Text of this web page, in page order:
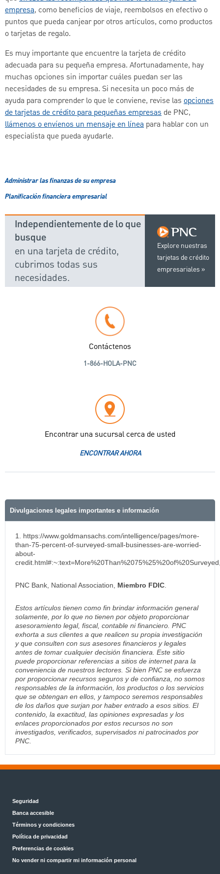
empresa, como beneficios de viaje, reembolsos en efectivo o
puntos que pueda canjear por otros artículos, como productos
o tarjetas de regalo.
Es muy importante que encuentre la tarjeta de crédito
adecuada para su pequeña empresa. Afortunadamente, hay
muchas opciones sin importar cuáles puedan ser las
necesidades de su empresa. Si necesita un poco más de
ayuda para comprender lo que le conviene, revise las opciones
de tarjetas de crédito para pequeñas empresas de PNC,
llámenos o envíenos un mensaje en línea para hablar con un
especialista que pueda ayudarle.
Administrar las finanzas de su empresa
Planificación financiera empresarial
Explore nuestras
tarjetas de crédito
empresariales
Independientemente de lo que
busque
en una tarjeta de crédito,
cubrimos todas sus
necesidades.
Contáctenos
1-866-HOLA-PNC
Encontrar una sucursal cerca de usted
ENCONTRAR AHORA
Divulgaciones legales importantes e información
1. https://www.goldmansachs.com/intelligence/pages/more-
than-75-percent-of-surveyed-small-businesses-are-worried-
about-
PNC Bank, National Association, Miembro FDIC
Estos artículos tienen como fin brindar información general
solamente, por lo que no tienen por objeto proporcionar
asesoramiento legal, fiscal, contable ni financiero. PNC
exhorta a sus clientes a que realicen su propia investigación
y que consulten con sus asesores financieros y legales
antes de tomar cualquier decisión financiera. Este sitio
puede proporcionar referencias a sitios de internet para la
conveniencia de nuestros lectores. Si bien PNC se esfuerza
por proporcionar recursos seguros y de confianza, no somos
responsables de la información, los productos o los servicios
que se obtengan en ellos, y tampoco seremos responsables
de los daños que surjan por haber entrado a esos sitios. El
contenido, la exactitud, las opiniones expresadas y los
enlaces proporcionados por estos recursos no son
investigados, verificados, supervisados ni patrocinados por
PNC.
Seguridad
Banca accesible
Términos y condiciones
Política de privacidad
Preferencias de cookies
No vender ni compartir mi información personal